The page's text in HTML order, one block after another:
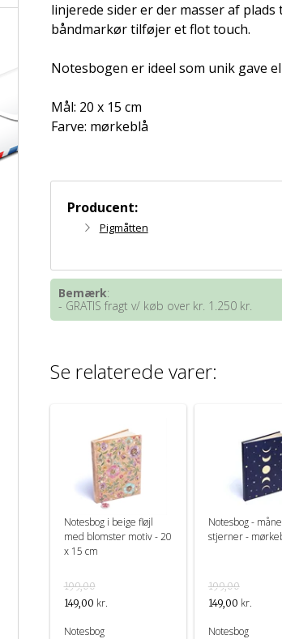
linjerede sider er der masser af
båndmarkør tilføjer et flot touch.
Notesbogen er ideel som unik gave
Mål: 20 x 15 cm
Farve: mørkeblå
Producent:
Pigmåtten
Bemærk:
- GRATIS fragt v/ køb over kr. 1.250 kr.
Se relaterede varer:
Notesbog i beige fløjl
med blomster motiv - 20
x 15 cm
199,00
149,00 kr.
Notesbog
Notesbog -
stjerner -
199,00
149,00 kr.
Notesbog